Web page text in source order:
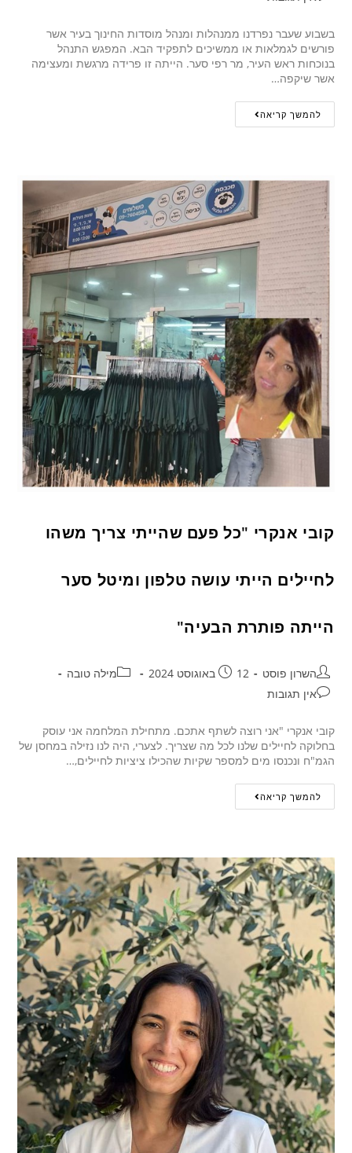
בשבוע שעבר נפרדנו ממנהלות ומנהל מוסדות החינוך בעיר אשר
פורשים לגמלאות או ממשיכים לתפקיד הבא. המפגש התנהל
בנוכחות ראש העיר, מר רפי סער. הייתה זו פרידה מרגשת ומעצימה
אשר שיקפה…
להמשך קריאה
קובי אנקרי "כל פעם שהייתי צריך משהו
לחיילים הייתי עושה טלפון ומיטל סער
הייתה פותרת הבעיה"
השרון פוסט 12 באוגוסט 2024
מילה טובה
אין תגובות
קובי אנקרי "אני רוצה לשתף אתכם. מתחילת המלחמה אני עוסק
בחלוקה לחיילים שלנו לכל מה שצריך. לצערי, היה לנו נזילה במחסן של
הגמ"ח ונכנסו מים למספר שקיות שהכילו ציציות לחיילים,…
להמשך קריאה